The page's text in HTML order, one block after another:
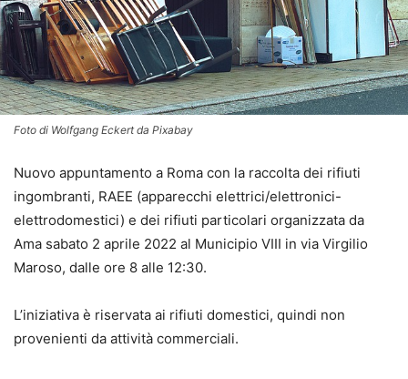
Foto di Wolfgang Eckert da Pixabay
Nuovo appuntamento a Roma con la raccolta dei rifiuti
ingombranti, RAEE (apparecchi elettrici/elettronici-
elettrodomestici) e dei rifiuti particolari organizzata da
Ama sabato 2 aprile 2022 al Municipio VIII in via Virgilio
Maroso, dalle ore 8 alle 12:30.
L’iniziativa è riservata ai rifiuti domestici, quindi non
provenienti da attività commerciali.